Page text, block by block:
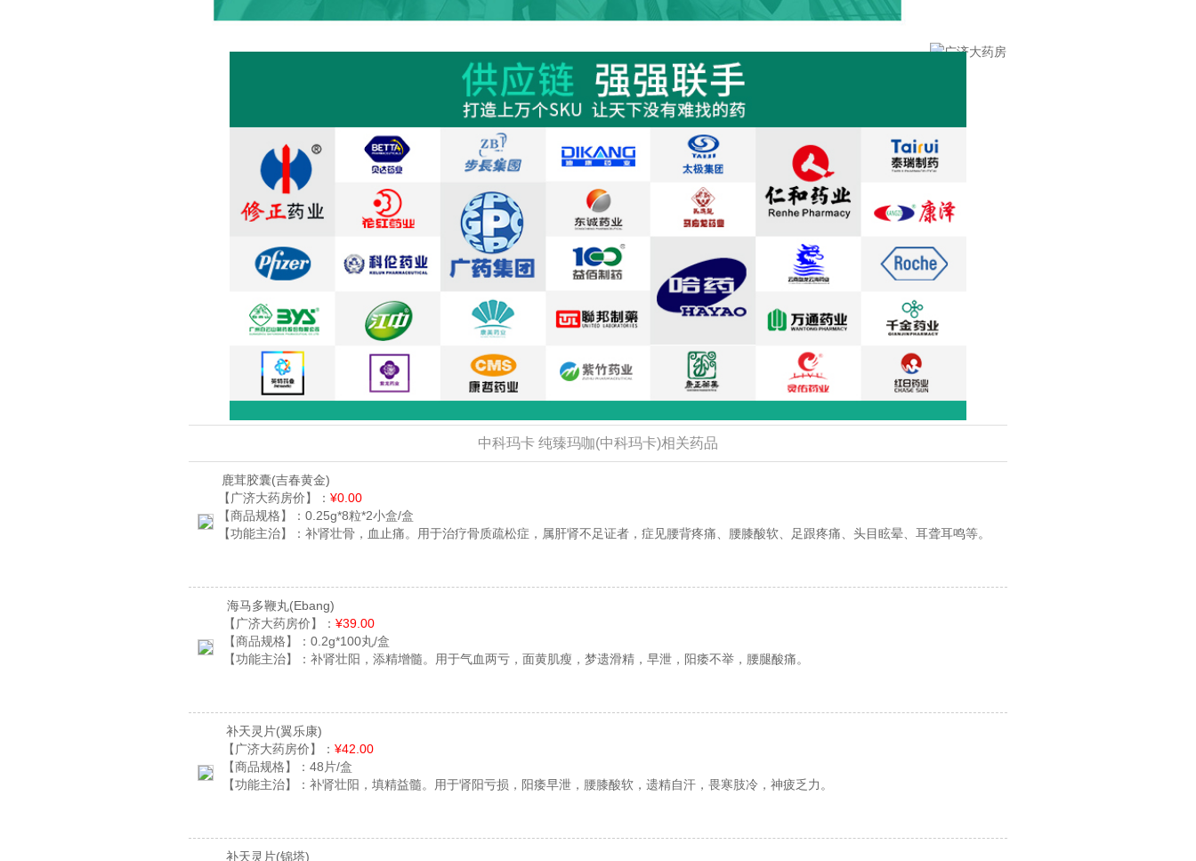
中科玛卡 纯臻玛咖(中科玛卡)相关药品
鹿茸胶囊(吉春黄金)
【广济大药房价】： ¥0.00
【商品规格】： 0.25g*8粒*2小盒/盒
【功能主治】： 补肾壮骨，血止痛。用于治疗骨质疏松症，属肝肾不足证者，症见腰背疼痛、腰膝酸软、足跟疼痛、头目眩晕、耳聋耳鸣等。
海马多鞭丸(Ebang)
【广济大药房价】： ¥39.00
【商品规格】： 0.2g*100丸/盒
【功能主治】： 补肾壮阳，添精增髓。用于气血两亏，面黄肌瘦，梦遗滑精，早泄，阳痿不举，腰腿酸痛。
补天灵片(翼乐康)
【广济大药房价】： ¥42.00
【商品规格】： 48片/盒
【功能主治】： 补肾壮阳，填精益髓。用于肾阳亏损，阳痿早泄，腰膝酸软，遗精自汗，畏寒肢冷，神疲乏力。
补天灵片(锦塔)